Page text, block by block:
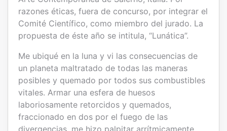
razones éticas, fuera de concurso, por integrar el
Comité Científico, como miembro del jurado. La
propuesta de éste año se intitula, “Lunática”.
Me ubiqué en la luna y vi las consecuencias de
un planeta maltratado de todas las maneras
posibles y quemado por todos sus combustibles
vitales. Armar una esfera de huesos
laboriosamente retorcidos y quemados,
fraccionado en dos por el fuego de las